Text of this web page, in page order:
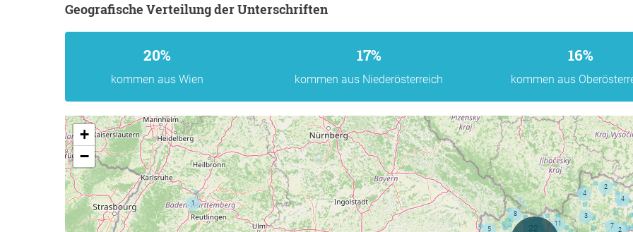
Geografische Verteilung der Unterschriften
20%
kommen aus Wien
17%
kommen aus Niederösterreich
16%
kommen aus
+
−